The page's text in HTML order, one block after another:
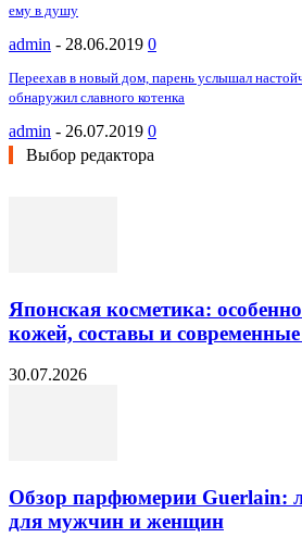
ему в душу
admin - 28.06.2019 0
Переехав в новый дом, парень услышал
обнаружил славного котенка
admin - 26.07.2019 0
Выбор редактора
Японская косметика:
кожей, составы и
30.07.2026
Обзор парфюмерии Guerlain:
для мужчин и женщин